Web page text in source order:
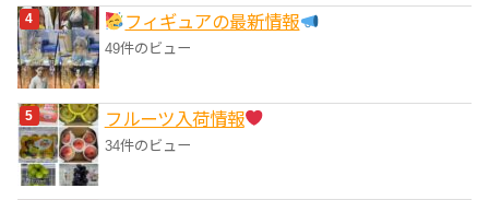
フィギュアの最新情報
49件のビュー
フルーツ入荷情報
34件のビュー